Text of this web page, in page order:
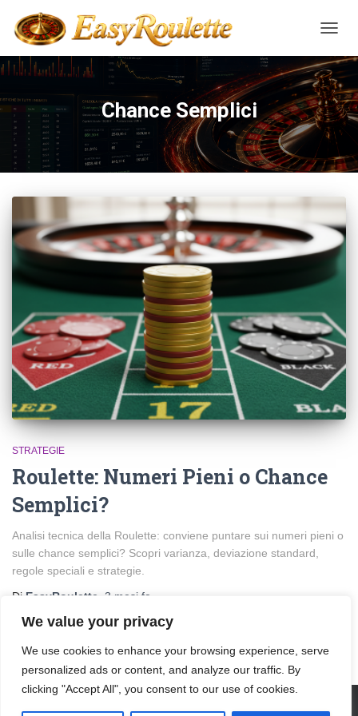
We value your privacy
We use cookies to enhance your browsing experience, serve
personalized ads or content, and analyze our traffic. By
clicking "Accept All", you consent to our use of cookies.
Chance Semplici
STRATEGIE
Roulette: Numeri Pieni o Chance
Semplici?
Analisi tecnica della Roulette: conviene puntare sui numeri pieni o
sulle chance semplici? Scopri varianza, deviazione standard,
regole speciali e strategie.
Di EasyRoulette 3 mesi fa